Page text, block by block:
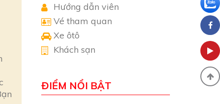
Hướng dẫn viên
Vé tham quan
Xe ôtô
Khách sạn
ĐIỂM NỔI BẬT